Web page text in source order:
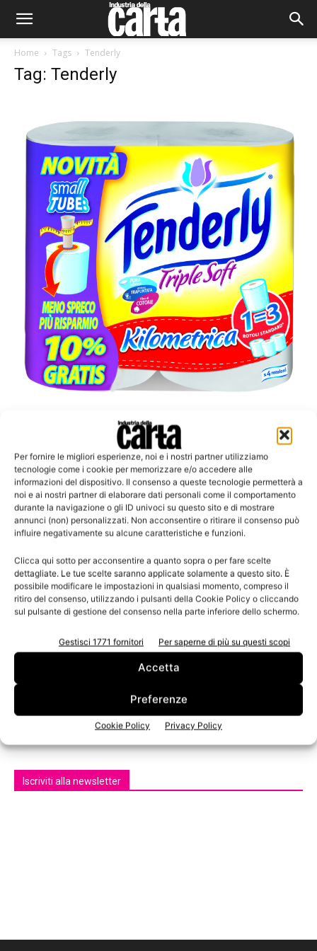
Per fornire le migliori esperienze, noi e i nostri partner utilizziamo
tecnologie come i cookie per memorizzare e/o accedere alle
informazioni del dispositivo. Il consenso a queste tecnologie permetterà a
noi e ai nostri partner di elaborare dati personali come il comportamento
durante la navigazione o gli ID univoci su questo sito e di mostrare
annunci (non) personalizzati. Non acconsentire o ritirare il consenso può
influire negativamente su alcune caratteristiche e funzioni.
Clicca qui sotto per acconsentire a quanto sopra o per fare scelte
dettagliate. Le tue scelte saranno applicate solamente a questo sito. È
possibile modificare le impostazioni in qualsiasi momento, compreso il
ritiro del consenso, utilizzando i pulsanti della Cookie Policy o cliccando
sul pulsante di gestione del consenso nella parte inferiore dello schermo.
Gestisci 1771 fornitori Per saperne di più su questi scopi
Accetta
Preferenze
Cookie Policy Privacy Policy
Home Tags Tenderly
Tag: Tenderly
Tutela dell’ambiente: al 42% degli intervistati piace...
Tissue: sì degli italiani ai piccoli gesti
ecologici low cost
La fiducia verso l’innovazione di prodotto
Leggi la rivista
n.3 - Giugno 2026 n.2 - Aprile 2026
Iscriviti alla newsletter